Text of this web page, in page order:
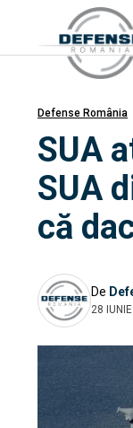
Defense România
SUA
SUA
că
De
28